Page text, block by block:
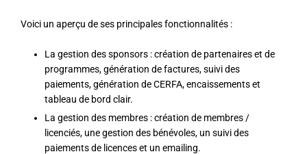
Voici un aperçu de ses principales fonctionnalités :
La gestion des sponsors : création de partenaires et de
programmes, génération de factures, suivi des
paiements, génération de CERFA, encaissements et
tableau de bord clair.
La gestion des membres : création de membres /
licenciés, une gestion des bénévoles, un suivi des
paiements de licences et un emailing.